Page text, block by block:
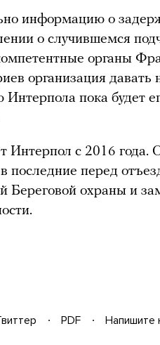
информацию о
о случившемся
органы
организация давать
Интерпола пока будет
Интерпол с 2016 года.
последние перед
Береговой охраны и
PDF
Напишите